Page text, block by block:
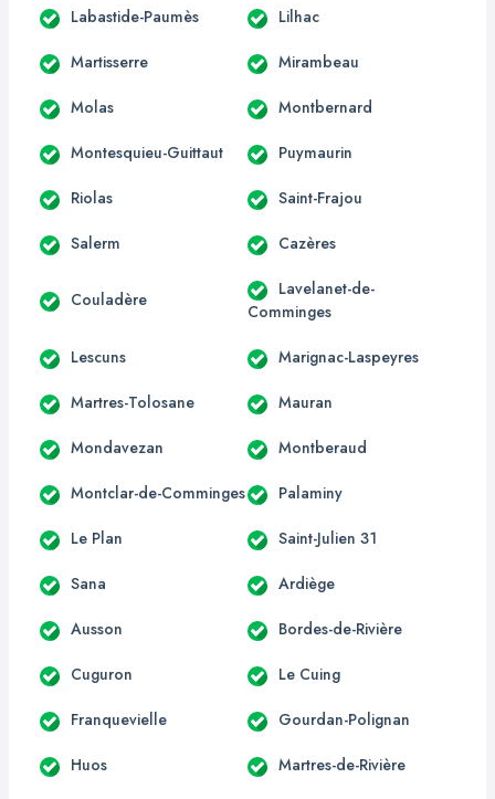
Labastide-Paumès Lilhac
Martisserre Mirambeau
Molas Montbernard
Montesquieu-Guittaut Puymaurin
Riolas Saint-Frajou
Salerm Cazères
Couladère
Lavelanet-de-
Comminges
Lescuns Marignac-Laspeyres
Martres-Tolosane Mauran
Mondavezan Montberaud
Montclar-de-Comminges Palaminy
Le Plan Saint-Julien 31
Sana Ardiège
Ausson Bordes-de-Rivière
Cuguron Le Cuing
Franquevielle Gourdan-Polignan
Huos Martres-de-Rivière